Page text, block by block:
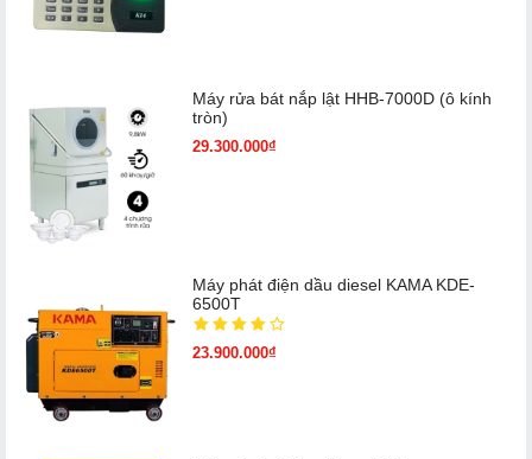
Máy rửa bát nắp lật HHB-7000D (ô kính
tròn)
29.300.000₫
Máy phát điện dầu diesel KAMA KDE-
6500T
23.900.000₫